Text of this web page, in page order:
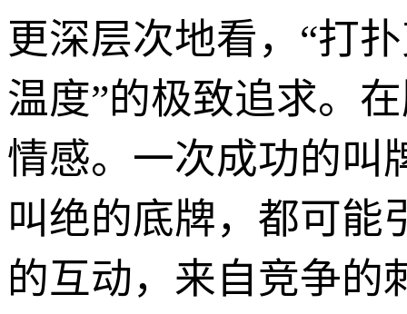
更深层次地看，“打
温度”的极致追求。
情感。一次成功的叫
叫绝的底牌，都可能
的互动，来自竞争的